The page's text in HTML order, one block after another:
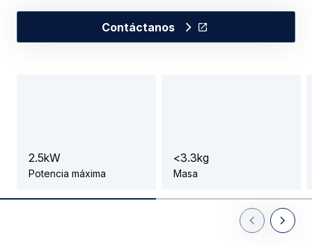
Contáctanos
2.5kW
Potencia máxima
<3.3kg
Masa
PreviousNext